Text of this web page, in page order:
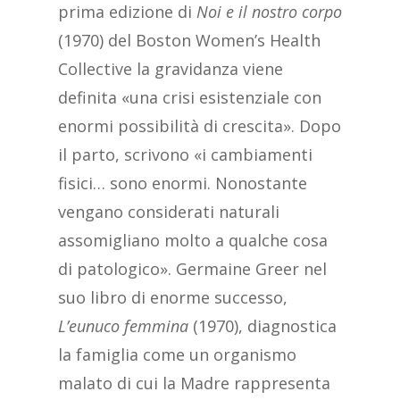
prima edizione di Noi e il nostro corpo
(1970) del Boston Women’s Health
Collective la gravidanza viene
definita «una crisi esistenziale con
enormi possibilità di crescita». Dopo
il parto, scrivono «i cambiamenti
fisici… sono enormi. Nonostante
vengano considerati naturali
assomigliano molto a qualche cosa
di patologico». Germaine Greer nel
suo libro di enorme successo,
L’eunuco femmina (1970), diagnostica
la famiglia come un organismo
malato di cui la Madre rappresenta